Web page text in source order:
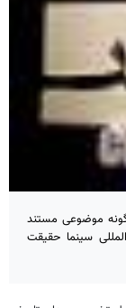
موضوعی مستند
سینما حقیقت